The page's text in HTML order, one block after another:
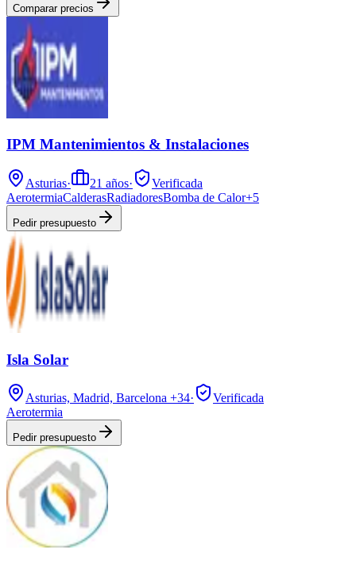
Comparar precios
IPM Mantenimientos & Instalaciones
Asturias· 21 años·
Verificada
AerotermiaCalderasRadiadoresBomba de Calor+5
Pedir presupuesto
Isla Solar
Asturias, Madrid, Barcelona +34·
Verificada
Aerotermia
Pedir presupuesto